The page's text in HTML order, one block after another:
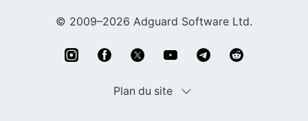
© 2009–2026 Adguard Software Ltd.
Plan du site